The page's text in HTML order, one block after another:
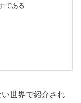
である
世界で紹介され